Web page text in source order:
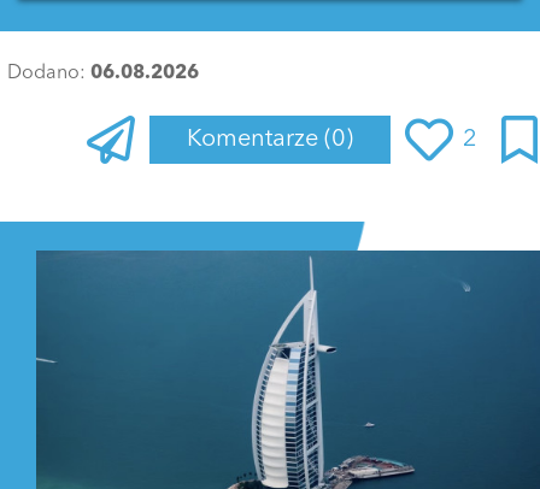
Dodano: 06.08.2026
Komentarze (0) 2